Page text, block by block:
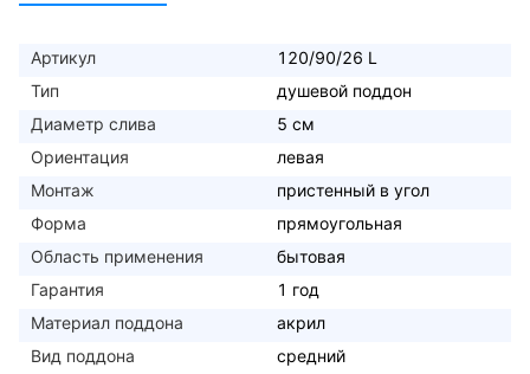
Артикул
120/90/26 L
Тип
душевой поддон
Диаметр слива
5 см
Ориентация
левая
Монтаж
пристенный в угол
Форма
прямоугольная
Область применения
бытовая
Гарантия
1 год
Материал поддона
акрил
Вид поддона
средний